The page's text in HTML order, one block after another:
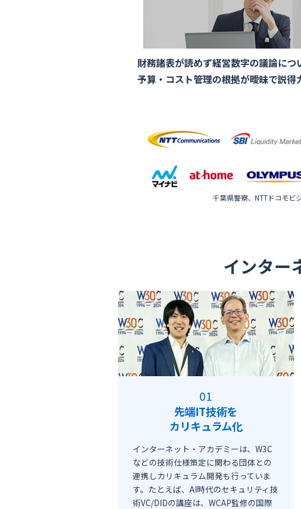
財務諸表が読めず経営数字の議論につ
予算・コスト管理の根拠が曖昧で説得
千葉県警察、NTTドコモビ
インター
先端IT技術を
カリキュラム化
インターネット・アカデミーは、W3C
などの技術仕様策定に関わる団体との
連携しカリキュラム開発も行っていま
す。たとえば、AI時代のセキュリティ技
術VC/DIDの講座は、WCAP監修の国際